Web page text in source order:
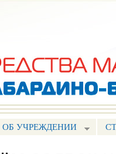
ОБ УЧРЕЖДЕНИИ